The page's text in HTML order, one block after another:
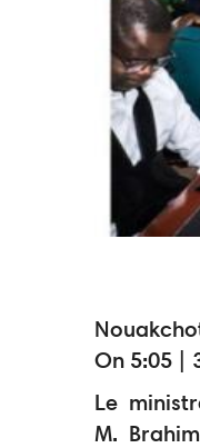
On 5:05 |
Le
M.